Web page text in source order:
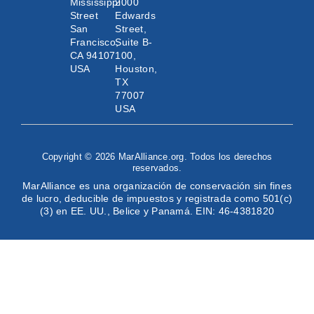
Street
San
Francisco,
CA 94107
USA
Edwards
Street,
Suite B-
100,
Houston,
TX
77007
USA
Copyright © 2026 MarAlliance.org. Todos los derechos
reservados.
MarAlliance es una organización de conservación sin fines
de lucro, deducible de impuestos y registrada como 501(c)
(3) en EE. UU., Belice y Panamá. EIN: 46-4381820